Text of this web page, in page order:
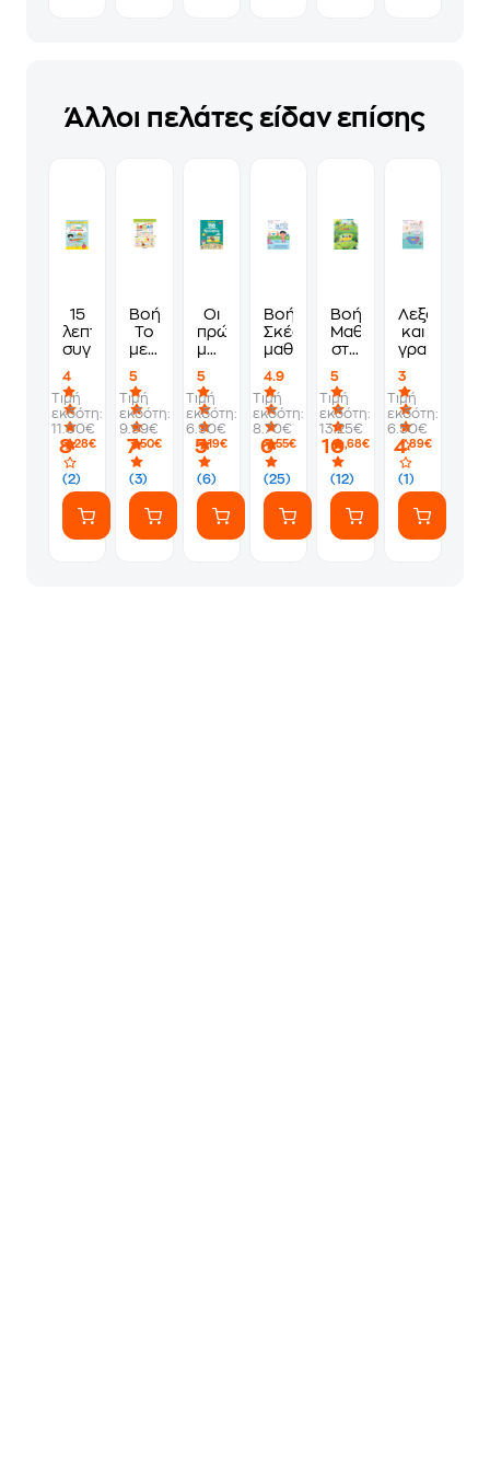
Άλλοι πελάτες είδαν επίσης
15
λεπτά
συγκέντρωση
4
(2)
Τιμή
εκδότη:
11.00€
8,28€
Βοήθημα
Το
μεγάλο
ασκήσεων
για
το
Προνήπιο
5
(3)
Τιμή
εκδότη:
9.99€
7,50€
Οι
πρώτες
μου
δραστηριότητες
στο
Προνήπιο
5
(6)
Τιμή
εκδότη:
6.90€
5,19€
Βοήθημα
Σκέφτομαι
μαθηματικά
4.9
(25)
Τιμή
εκδότη:
8.70€
6,55€
Βοήθημα
Μαθαίνω
στο
(Ωρίων/
Διαμαντοπούλου
Μαρία)
5
(12)
Τιμή
εκδότη:
13.25€
10,68€
Λεξούλες
και
3
(1)
Τιμή
εκδότη:
6.50€
4,89€